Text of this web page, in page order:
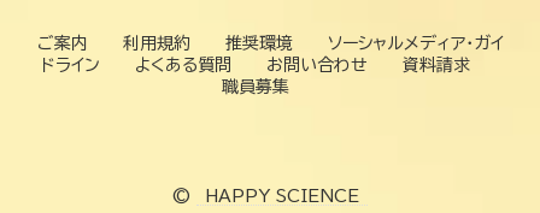
ご案内 利用規約 推奨環境
ソーシャルメディア・ガイ
ドライン
よくある質問 お問い合わせ
資料請求
職員募集
© HAPPY SCIENCE